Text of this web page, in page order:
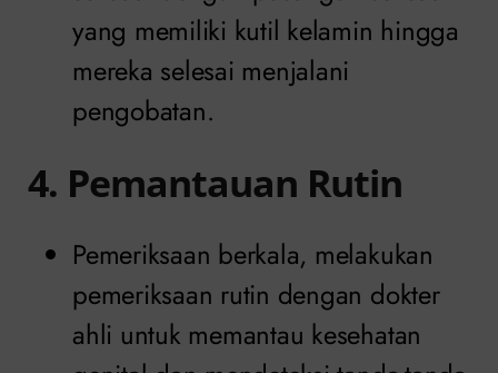
yang memiliki kutil kelamin hingga
mereka selesai menjalani
pengobatan.
4. Pemantauan Rutin
Pemeriksaan berkala, melakukan
pemeriksaan rutin dengan dokter
ahli untuk memantau kesehatan